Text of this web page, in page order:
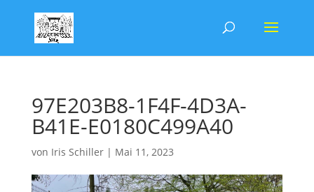
97E203B8-1F4F-4D3A-
B41E-E0180C499A40
von Iris Schiller| Mai 11, 2023